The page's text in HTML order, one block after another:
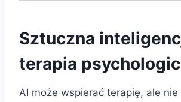
Sztuczna
terapia
AI może wspierać terapię, ale nie